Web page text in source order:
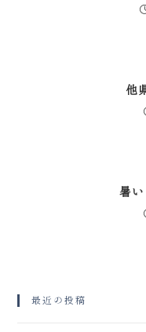
他
暑
最近の投稿